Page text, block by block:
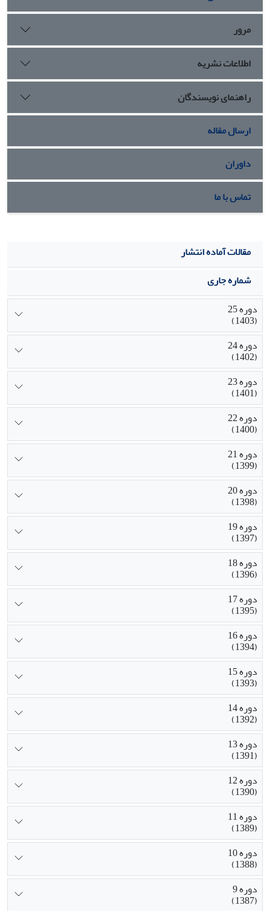
مرور
اطلاعات نشریه
راهنمای نویسندگان
ارسال مقاله
داوران
تماس با ما
مقالات آماده انتشار
شماره جاری
دوره 25
(1403)
دوره 24
(1402)
دوره 23
(1401)
دوره 22
(1400)
دوره 21
(1399)
دوره 20
(1398)
دوره 19
(1397)
دوره 18
(1396)
دوره 17
(1395)
دوره 16
(1394)
دوره 15
(1393)
دوره 14
(1392)
دوره 13
(1391)
دوره 12
(1390)
دوره 11
(1389)
دوره 10
(1388)
دوره 9
(1387)